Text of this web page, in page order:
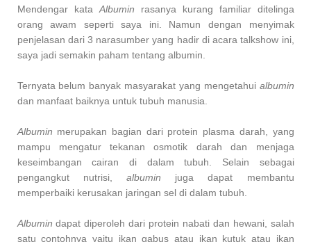
Mendengar kata Albumin rasanya kurang familiar ditelinga
orang awam seperti saya ini. Namun dengan menyimak
penjelasan dari 3 narasumber yang hadir di acara talkshow ini,
saya jadi semakin paham tentang albumin.
Ternyata belum banyak masyarakat yang mengetahui albumin
dan manfaat baiknya untuk tubuh manusia.
Albumin merupakan bagian dari protein plasma darah, yang
mampu mengatur tekanan osmotik darah dan menjaga
keseimbangan cairan di dalam tubuh. Selain sebagai
pengangkut nutrisi, albumin juga dapat membantu
memperbaiki kerusakan jaringan sel di dalam tubuh.
Albumin dapat diperoleh dari protein nabati dan hewani, salah
satu contohnya yaitu ikan gabus atau ikan kutuk atau ikan